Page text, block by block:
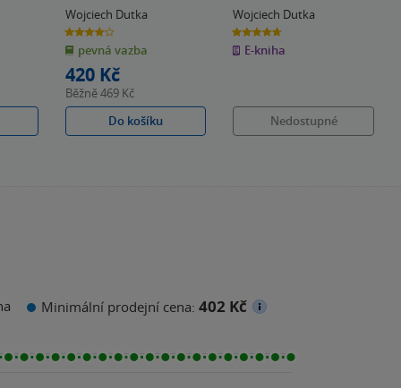
Wojciech Dutka
4.0
z
5
hvězdiček
pevná vazba
420 Kč
Běžně469 Kč
Do košíku
Wojciech Dutka
4.7
z
5
hvězdiček
E-kniha
Nedostupné
Minimální prodejní cena: 402 Kč